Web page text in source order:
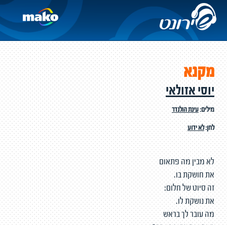
מקנא
יוסי אזולאי
מילים:עינת הולנדר
לחן:לא ידוע
לא מבין מה פתאום
את חושקת בו.
זה סיוט של חלום:
את נושקת לו.
מה עובר לך בראש